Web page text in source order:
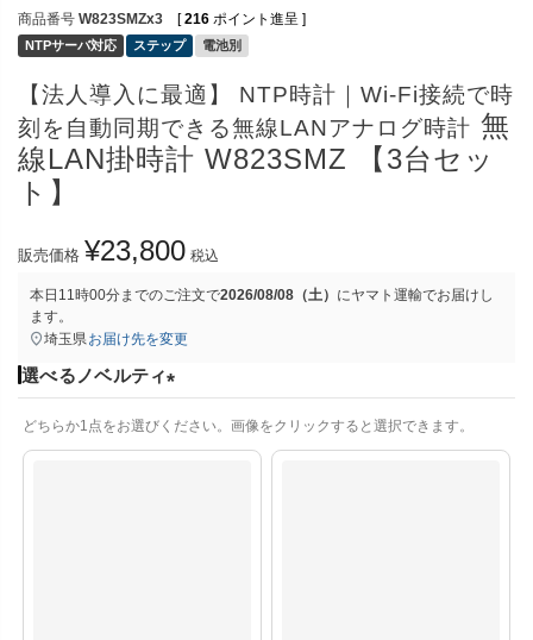
商品番号 W823SMZx3 [ 216 ポイント進呈 ]
NTPサーバ対応 ステップ 電池別
【法人導入に最適】 NTP時計｜Wi-Fi接続で時
刻を自動同期できる無線LANアナログ時計 無
線LAN掛時計 W823SMZ 【3台セッ
ト】
販売価格 ¥23,800 税込
本日 11時00分までのご注文で2026/08/08（土） にヤマト運輸でお届けし
ます。
埼玉県 お届け先を変更
選べるノベルティ
必
どちらか1点をお選びください。画像をクリックすると選択できます。